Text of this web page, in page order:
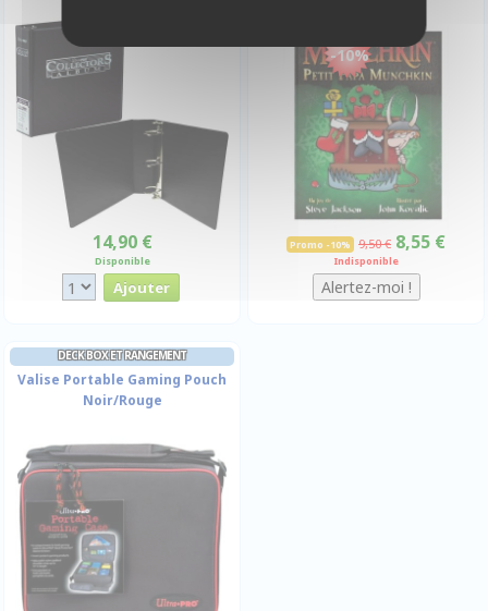
14,90 €
Disponible
-10%
Promo -10% 9,50 € 8,55 €
Indisponible
DECK BOX ET RANGEMENT
Valise Portable Gaming Pouch
Noir/Rouge